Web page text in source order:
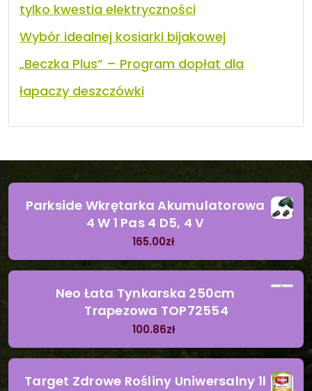
tylko kwestia elektryczności
Wybór idealnej kosiarki bijakowej
„Beczka Plus” – Program dopłat dla
łapaczy deszczówki
Parkside Wkrętarka Akumulatorowa
4 W 1 Pas 4 D5, 4 V
165.00zł
Neo Łata Tynkarska 250cm
Trapezowa TOP72554
100.86zł
Target Zdrowe Rośliny Uniwersalny 1l